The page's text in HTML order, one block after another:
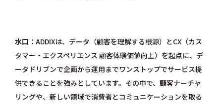
水口
ADDIXは、データ（顧客を理解する根源）とCX（カス
タマー・エクスペリエンス 顧客体験価値向上）を起点に、デ
ータドリブンで企画から運用までワンストップでサービス提
供できることを強みとしています。その中で、顧客ナーチャ
リングや、新しい領域で消費者とコミュニケーションを取る